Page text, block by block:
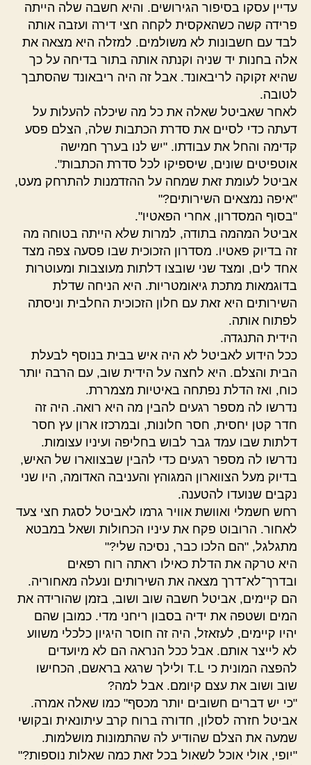
עדיין עסקו בסיפור הגירושים. והיא חשבה שלה הייתה
פרידה קשה כשהאקסית לקחה חצי דירה ועזבה אותה
לבד עם חשבונות לא משולמים. למזלה היא מצאה את
אלה בחנות יד שניה וקנתה אותה בתור בדיחה על כך
שהיא זקוקה לריבאונד. אבל זה היה ריבאונד שהסתבך
לטובה.
לאחר שאביטל שאלה את כל מה שיכלה להעלות על
דעתה כדי לסיים את סדרת הכתבות שלה, הצלם פסע
קדימה והחל את עבודתו. "יש לנו בערך חמישה
אוטפיטים שונים, שיספיקו לכל סדרת הכתבות".
אביטל לעומת זאת שמחה על ההזדמנות להתרחק מעט,
"איפה נמצאים השירותים?"
"בסוף המסדרון, אחרי הפאטיו".
אביטל המהמה בתודה, למרות שלא הייתה בטוחה מה
זה בדיוק פאטיו. מסדרון הזכוכית שבו פסעה צפה מצד
אחד לים, ומצד שני שובצו דלתות מעוצבות ומעוטרות
בדוגמאות מתכת גיאומטריות. היא הניחה שדלת
השירותים היא זאת עם חלון הזכוכית החלבית וניסתה
לפתוח אותה.
הידית התנגדה.
ככל הידוע לאביטל לא היה איש בבית בנוסף לבעלת
הבית והצלם. היא לחצה על הידית שוב, עם הרבה יותר
כוח, ואז הדלת נפתחה באיטיות מצמררת.
נדרשו לה מספר רגעים להבין מה היא רואה. היה זה
חדר קטן יחסית, חסר חלונות, ובמרכזו ארון עץ חסר
דלתות שבו עמד גבר לבוש בחליפה ועיניו עצומות.
נדרשו לה מספר רגעים כדי להבין שבצווארו של האיש,
בדיוק מעל הצווארון המגוהץ והעניבה האדומה, היו שני
נקבים שנועדו להטענה.
רחש חשמלי ואוושת אוויר גרמו לאביטל לסגת חצי צעד
לאחור. הרובוט פקח את עיניו הכחולות ושאל במבטא
מתגלגל, "הם הלכו כבר, נסיכה שלי?"
היא טרקה את הדלת כאילו ראתה רוח רפאים
ובדרך־לא־דרך מצאה את השירותים ונעלה מאחוריה.
הם קיימים, אביטל חשבה שוב ושוב, בזמן שהורידה את
המים ושטפה את ידיה בסבון ריחני מדי. כמובן שהם
יהיו קיימים, לעזאזל, היה זה חוסר היגיון כלכלי משווע
לא לייצר אותם. אבל ככל הנראה הם לא מיועדים
להפצה המונית כי T.L ולילך שרגא בראשם, הכחישו
שוב ושוב את עצם קיומם. אבל למה?
"כי יש דברים חשובים יותר מכסף" כמו שאלה אמרה.
אביטל חזרה לסלון, חדורה ברוח קרב עיתונאית ובקושי
שמעה את הצלם שהודיע לה שהתמונות מושלמות.
"יופי, אולי אוכל לשאול בכל זאת כמה שאלות נוספות?"